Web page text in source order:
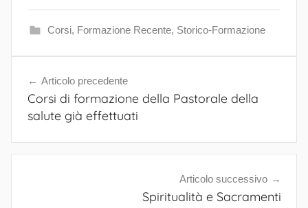
Corsi, Formazione Recente, Storico-Formazione
Navigazione
articoli
Articolo precedente
Corsi di formazione della Pastorale della
salute già effettuati
Articolo successivo
Spiritualità e Sacramenti